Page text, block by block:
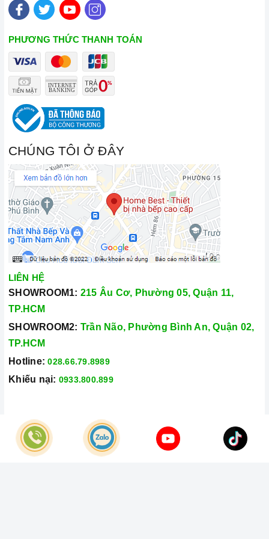
Vận chuyển lắp đặt nhanh chóng:
sản phẩm.
Đến với Home Best, chúng tôi tự hào cung cấp đến khách hàng
đa dạng các dòngbếp từ kết hợp hồng ngoại CANZY
tiếng, cam kết về chất lượng và nguồn gốc sản phẩm chính
hãng. Chúng tôi tự tin mang đến cho quý khách hàng dịch vụ
chăm sóc khách hàng tận tâm và chính sách bảo hành, hậu
mãi chuyên nghiệp nhất.
Xem thêm tại đây:
PHƯƠNG THỨC THANH TOÁN
CHÚNG TÔI Ở ĐÂY
LIÊN HỆ
SHOWROOM1: 215 Âu Cơ, Phường 05, Quận 11,
TP.HCM
SHOWROOM2: Trần Não, Phường Bình An, Quận 02,
TP.HCM
Hotline: 028.66.79.8989
Khiếu nại: 0933.800.899
© Bản quyền thuộc vềCông Ty TNHH Home Best Việt Nam
Cung cấp bởi
Sapo